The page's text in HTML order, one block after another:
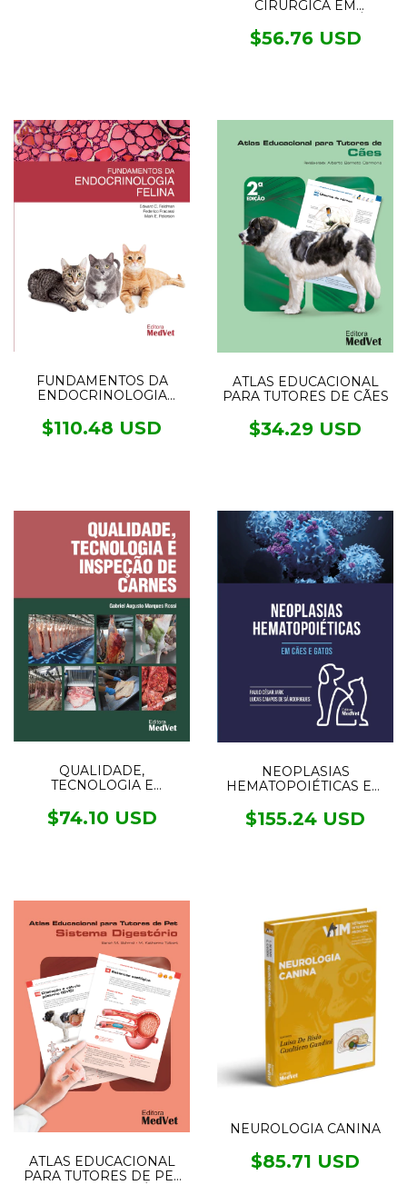
CIRÚRGICA EM
DE PEQUENOS ANIMAIS
- 2° EDIÇÃO
$56.76 USD
FUNDAMENTOS DA
ENDOCRINOLOGIA
$110.48 USD
ATLAS EDUCACIONAL
PARA TUTORES DE CÃES
$34.29 USD
QUALIDADE,
TECNOLOGIA E
$74.10 USD
NEOPLASIAS
HEMATOPOIÉTICAS EM
$155.24 USD
ATLAS EDUCACIONAL
PARA TUTORES DE PET
NEUROLOGIA CANINA
$85.71 USD